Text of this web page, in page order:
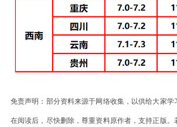
免责声明：部分资料来源于网络收集，以供给大家学
在阅读后，尽快删除，尊重资料原作者，支持正版。